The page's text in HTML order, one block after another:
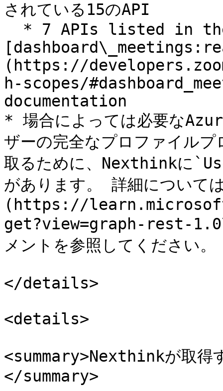
されている15のAPI
(https://
h-scopes/
documentation
* 場合によっては必要な
ザーの完全なプロファイル
取るために、Nexthinkに
があります。 詳細について
(https://
get?view=graph-rest-
メントを参照してください。
</details>
<details>
<summary>Nexthinkが取得
</summary>